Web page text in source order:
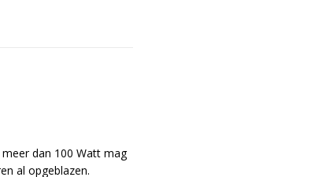
dan 100 Watt mag
al opgeblazen.